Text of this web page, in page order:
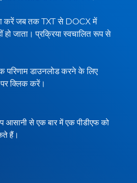
करें जब तक TXT से DOCX में
हो जाता। प्रक्रिया स्वचालित रूप से
परिणाम डाउनलोड करने के लिए
क्लिक करें।
आसानी से एक बार में एक पीडीएफ को
हैं।